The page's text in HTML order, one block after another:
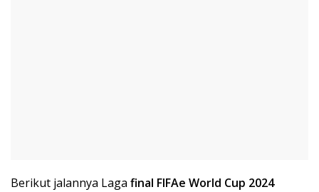
Berikut jalannya Laga final FIFAe World Cup 2024